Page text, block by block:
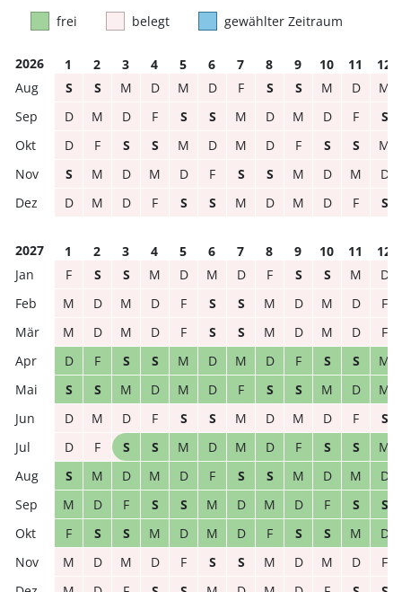
frei belegt gewählter Zeitraum
2026 1 2 3 4 5 6 7 8 9 10 11
12
S
S M D M D F S S M D
M
D
M D F S S M D M D F
S
D
F S S M D M D F S S
M
S
M D M D F S S M D M
D
D
M D F S S M D M D F S
2027 1 2 3 4 5 6 7 8 9 10 11
12
F
S S M D M D F S S M
D
M
D M D F S S M D M D
F
M
D M D F S S M D M D
F
D
F S S M D M D F S S
M
S
S M D M D F S S M D
M
D
M D F S S M D M D F
S
D
F S S M D M D F S S
M
S
M D M D F S S M D M
D
M
D F S S M D M D F S
S
F
S S M D M D F S S M
D
M
D M D F S S M D M D
F